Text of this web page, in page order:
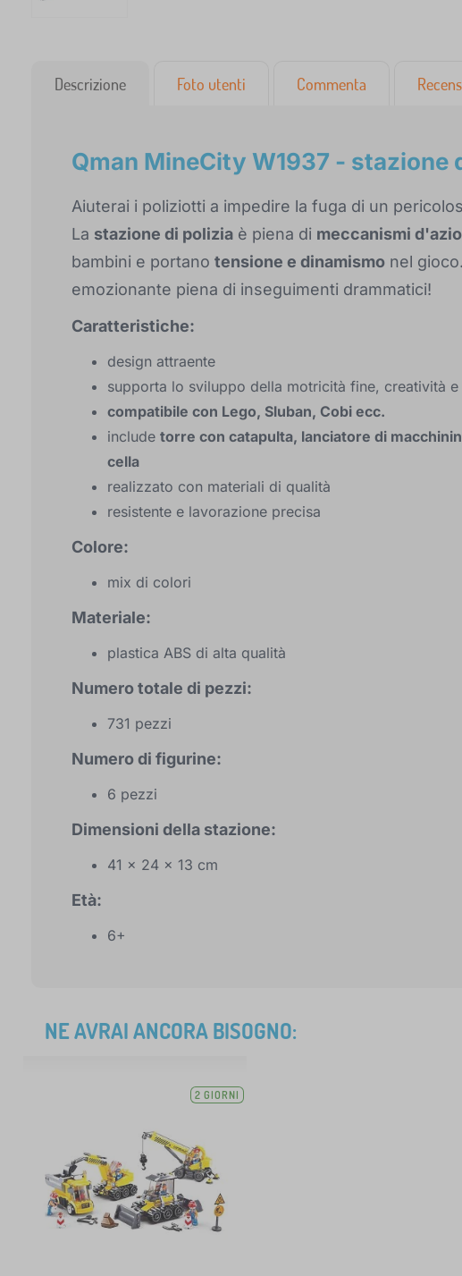
Descrizione Foto utenti Commenta
Qman MineCity W1937 - stazione
Aiuterai i poliziotti a impedire la fuga di un
La stazione di polizia è piena di meccanismi
bambini e portano tensione e dinamismo nel
emozionante piena di inseguimenti drammatici!
Caratteristiche:
design attraente
supporta lo sviluppo della motricità fine, creatività
compatibile con Lego, Sluban, Cobi ecc.
include torre con catapulta, lanciatore di
cella
realizzato con materiali di qualità
resistente e lavorazione precisa
Colore:
mix di colori
Materiale:
plastica ABS di alta qualità
Numero totale di pezzi:
731 pezzi
Numero di figurine:
6 pezzi
Dimensioni della stazione:
41 x 24 x 13 cm
Età:
6+
NE AVRAI ANCORA BISOGNO:
2 GIORNI